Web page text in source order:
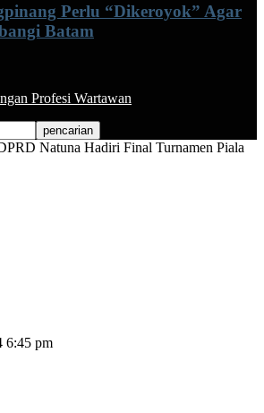
Perlu “Dikeroyok” Agar
Batam
Profesi Wartawan
Natuna Hadiri Final Turnamen Piala
6:45 pm